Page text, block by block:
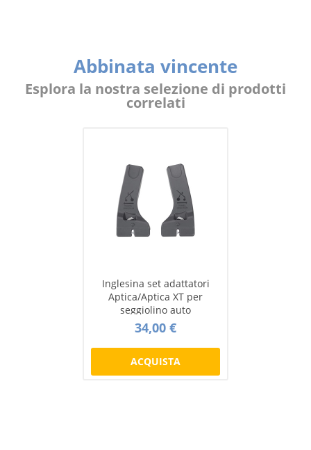
Abbinata vincente
Esplora la nostra selezione di prodotti
correlati
Inglesina set adattatori
Aptica/Aptica XT per
seggiolino auto
34,00 €
ACQUISTA